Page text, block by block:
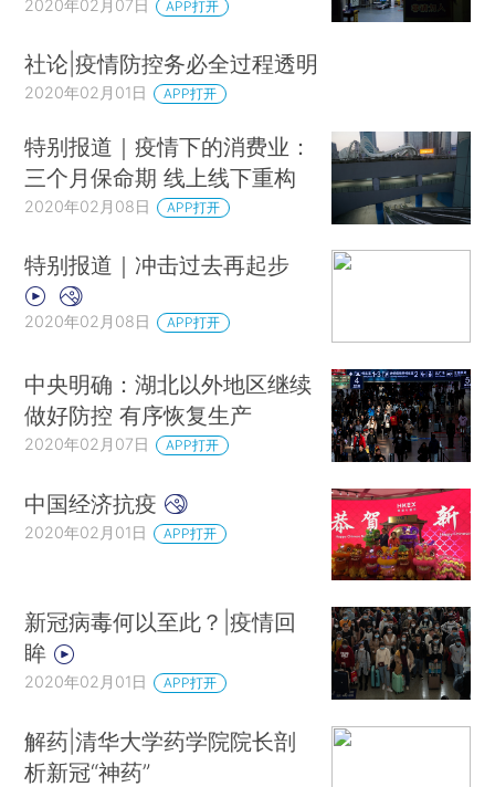
2020年02月07日 APP打开
社论|疫情防控务必全过程透明
2020年02月01日 APP打开
特别报道｜疫情下的消费业：
三个月保命期 线上线下重构
2020年02月08日 APP打开
特别报道｜冲击过去再起步
2020年02月08日 APP打开
中央明确：湖北以外地区继续
做好防控 有序恢复生产
2020年02月07日 APP打开
中国经济抗疫
2020年02月01日 APP打开
新冠病毒何以至此？|疫情回
眸
2020年02月01日 APP打开
解药|清华大学药学院院长剖
析新冠“神药”